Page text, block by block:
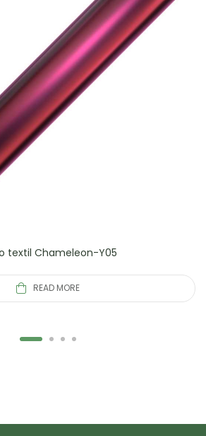
textil Chameleon-Y05
READ MORE